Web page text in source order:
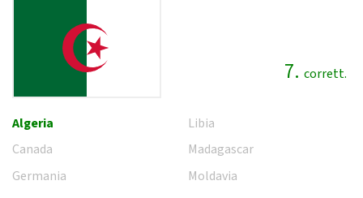
7. corrett.
Algeria
Canada
Germania
Libia
Madagascar
Moldavia